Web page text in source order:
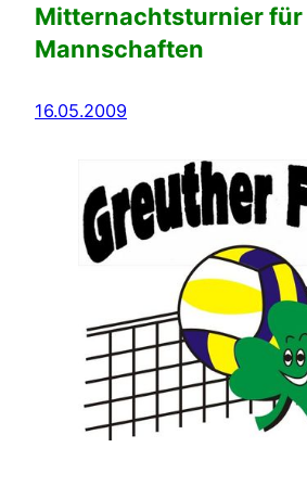
Mitternachtsturnier für
Mannschaften
16.05.2009